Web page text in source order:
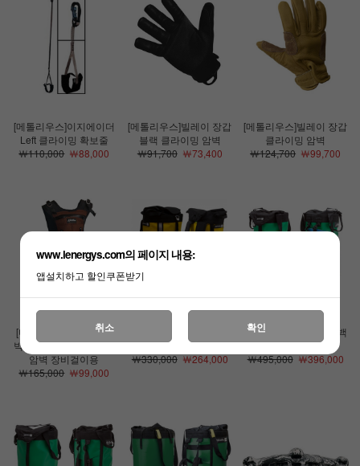
[메톨리우스]이지에이더
Left 클라이밍 확보줄
￦110,000￦88,000
[메톨리우스]빌레이 장갑
블랙 클라이밍 암벽
￦91,700￦73,400
[메톨리우스]빌레이 장갑
클라이밍 암벽
￦124,700 ￦99,700
[디피상품][메톨리우스]
빅월 멀티루프 기어슬링
암벽 장비걸이용
￦165,000￦99,000
배낭 39L 암벽 클라이밍
￦330,000￦264,000
[메톨리우스]센티널 홀백
46L 암벽 클라이밍
￦495,000￦396,000
www.lenergys.com의 페이지 내용:
앱설치하고 할인쿠폰받기
취소 확인